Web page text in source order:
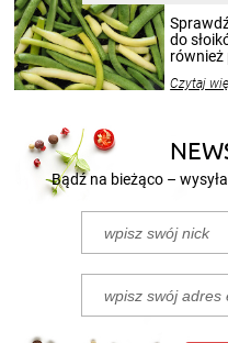
do
również
nasze
Czytaj
Bądź na bieżąco –